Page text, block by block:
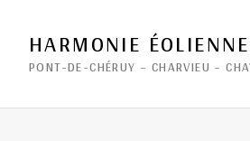
HARMONIE ÉOLIENNE
PONT-DE-CHÉRUY – CHARVIEU –